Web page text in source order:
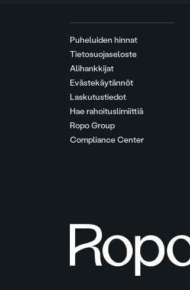
Puheluiden hinnat
Tietosuojaseloste
Alihankkijat
Evästekäytännöt
Laskutustiedot
Hae rahoituslimiittiä
Ropo Group
Compliance Center